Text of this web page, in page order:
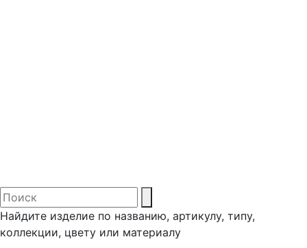
Найдите изделие по названию, артикулу, типу,
коллекции, цвету или материалу